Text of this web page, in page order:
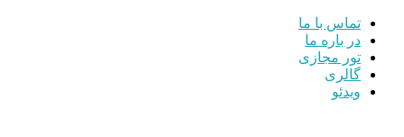
تماس با ما
در باره ما
تور مجازی
گالری
ویدئو